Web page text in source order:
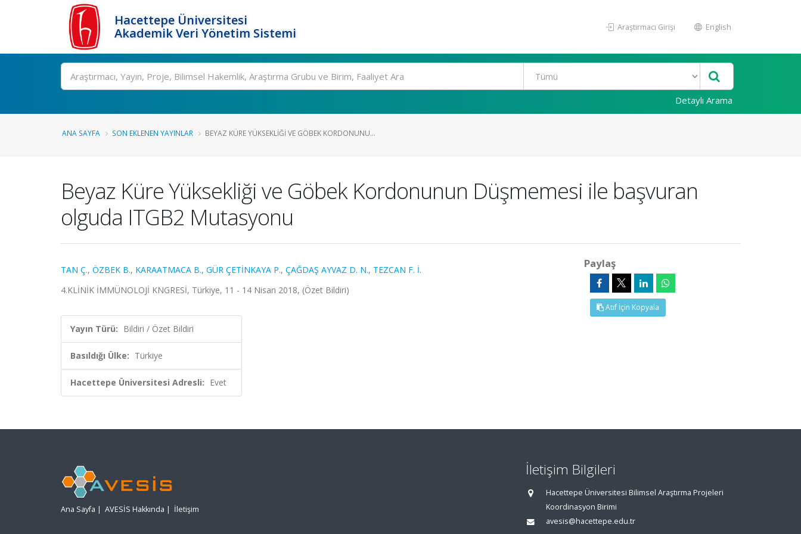
Hacettepe Üniversitesi
Akademik Veri Yönetim Sistemi
Araştırmacı Girişi English
Ara
Detaylı Arama
ANA SAYFA SON EKLENEN YAYINLAR BEYAZ KÜRE YÜKSEKLIĞI VE GÖBEK KORDONUNU...
Beyaz Küre Yüksekliği ve Göbek Kordonunun Düşmemesi ile başvuran
olguda ITGB2 Mutasyonu
TAN Ç., ÖZBEK B., KARAATMACA B., GÜR ÇETİNKAYA P., ÇAĞDAŞ AYVAZ D. N., TEZCAN F. İ.
4.KLİNİK İMMÜNOLOJİ KNGRESİ, Türkiye, 11 - 14 Nisan 2018, (Özet Bildiri)
Yayın Türü: Bildiri / Özet Bildiri
Basıldığı Ülke: Türkiye
Hacettepe Üniversitesi Adresli: Evet
Paylaş
Atıf İçin Kopyala
Ana Sayfa | AVESİS Hakkında | İletişim
İletişim Bilgileri
Hacettepe Üniversitesi Bilimsel Araştırma Projeleri
Koordinasyon Birimi
avesis@hacettepe.edu.tr